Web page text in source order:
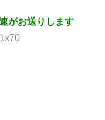
がお送りします